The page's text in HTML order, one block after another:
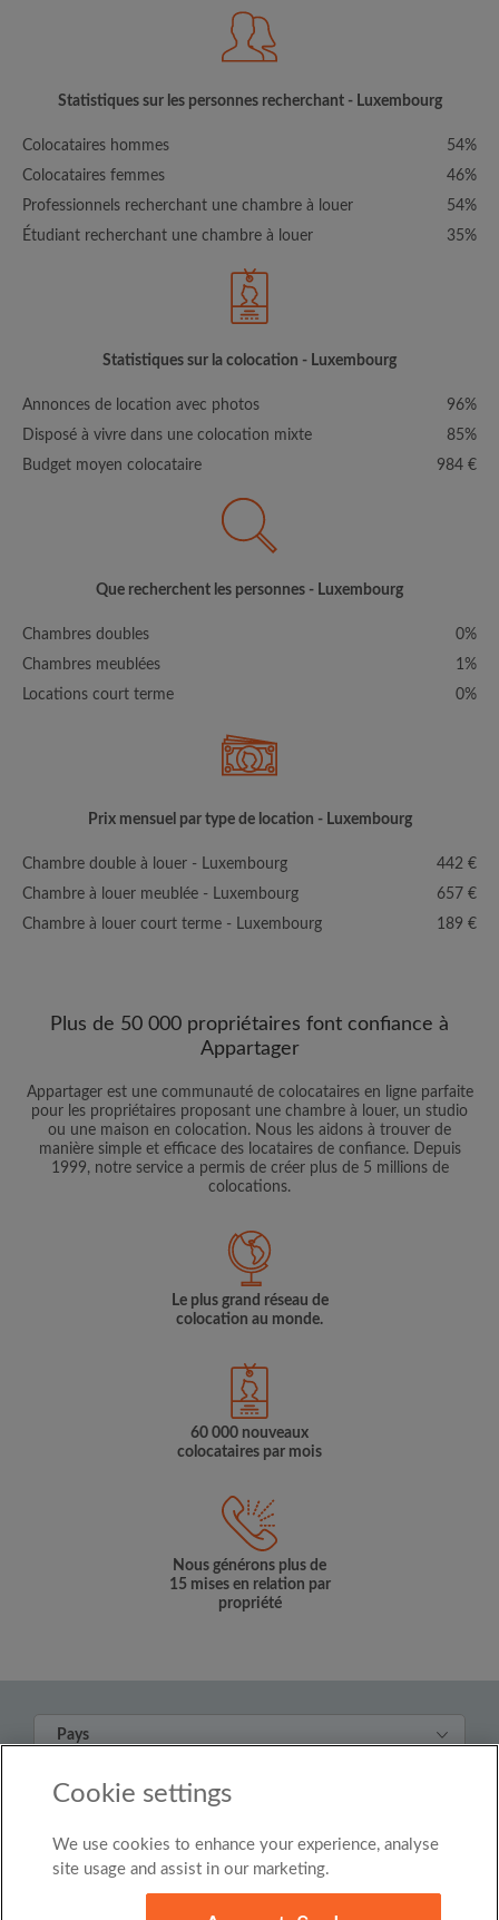
Statistiques sur les personnes recherchant - Luxembourg
Colocataires hommes
54%
Colocataires femmes
46%
Professionnels recherchant une chambre à louer
54%
Étudiant recherchant une chambre à louer
35%
Statistiques sur la colocation - Luxembourg
Annonces de location avec photos
96%
Disposé à vivre dans une colocation mixte
85%
Budget moyen colocataire
984 €
Que recherchent les personnes - Luxembourg
Chambres doubles
0%
Chambres meublées
1%
Locations court terme
0%
Prix mensuel par type de location - Luxembourg
Chambre double à louer - Luxembourg
442 €
Chambre à louer meublée - Luxembourg
657 €
Chambre à louer court terme - Luxembourg
189 €
Plus de 50 000 propriétaires font confiance à
Appartager
Appartager est une communauté de colocataires en ligne parfaite
pour les propriétaires proposant une chambre à louer, un studio
ou une maison en colocation. Nous les aidons à trouver de
manière simple et efficace des locataires de confiance. Depuis
1999, notre service a permis de créer plus de 5 millions de
colocations.
Le plus grand réseau de
colocation au monde.
60 000 nouveaux
colocataires par mois
Nous générons plus de
15 mises en relation par
propriété
Pays
United Kingdom, SK1 1EU
Cookie settings
We use cookies to enhance your experience, analyse
site usage and assist in our marketing.